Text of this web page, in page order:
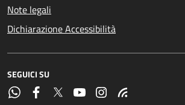
Note legali
Dichiarazione Accessibilità
SEGUICI SU